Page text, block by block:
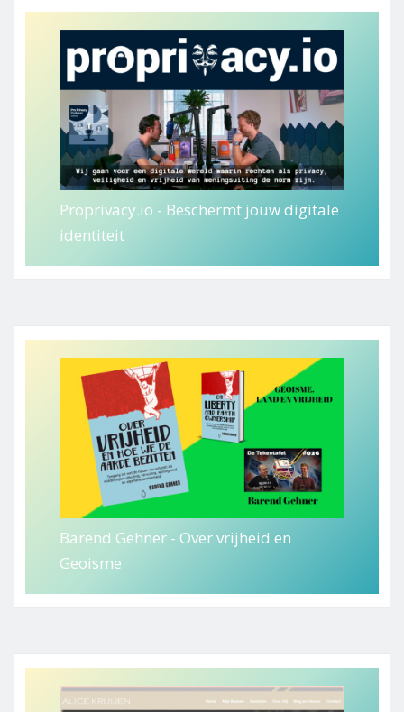
Proprivacy.io - Beschermt jouw digitale
identiteit
Barend Gehner - Over vrijheid en
Geoisme